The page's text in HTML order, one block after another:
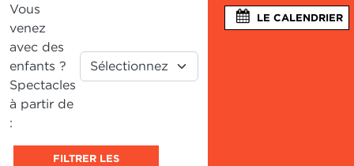
Vous
venez
avec des
enfants ?
Spectacles
à partir de
:
FILTRER LES
LE CALENDRIER